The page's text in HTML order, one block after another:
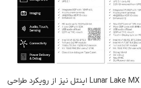
طبق اسلایدها، پلتفرم Lunar Lake MX اینتل نیز از رویکرد طراحی